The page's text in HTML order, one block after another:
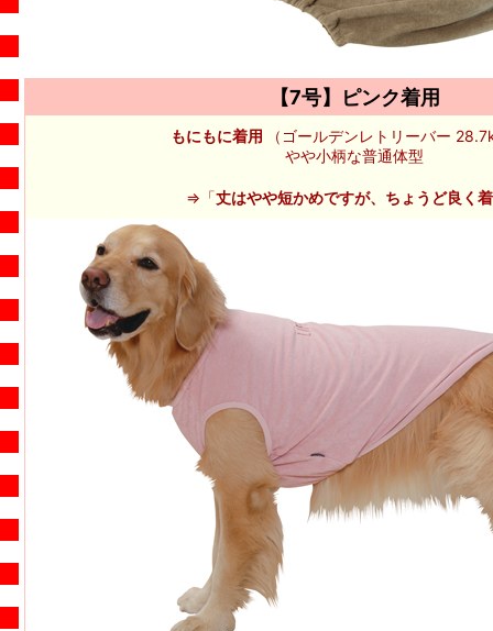
【7号】ピンク着用
もにもに着用
（ゴールデンレトリーバー
やや小柄な普通体型
⇒「丈はやや短かめですが、ちょうど良く